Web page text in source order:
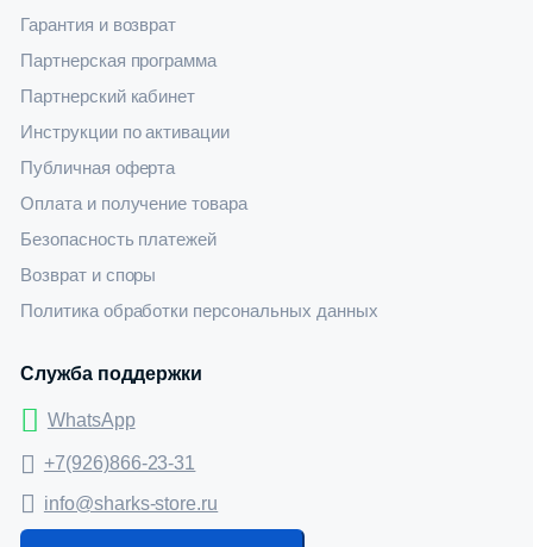
Гарантия и возврат
Партнерская программа
Партнерский кабинет
Инструкции по активации
Публичная оферта
Оплата и получение товара
Безопасность платежей
Возврат и споры
Политика обработки персональных данных
Служба поддержки
WhatsApp
+7(926)866-23-31
info@sharks-store.ru